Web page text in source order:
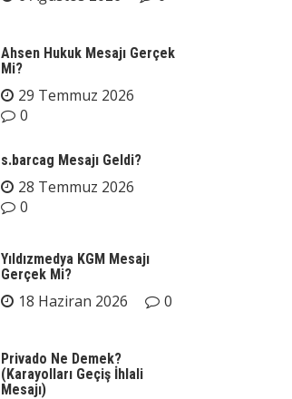
Ahsen Hukuk Mesajı Gerçek
Mi?
29 Temmuz 2026
0
s.barcag Mesajı Geldi?
28 Temmuz 2026
0
Yıldızmedya KGM Mesajı
Gerçek Mi?
18 Haziran 2026 0
Privado Ne Demek?
(Karayolları Geçiş İhlali
Mesajı)